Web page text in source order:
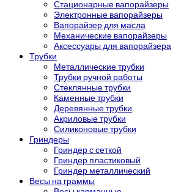
Стационарные вапорайзеры
Электронные вапорайзеры
Вапорайзер для масла
Механические вапорайзеры
Аксессуары для вапорайзера
Трубки
Металлические трубки
Трубки ручной работы
Стеклянные трубки
Каменные трубки
Деревянные трубки
Акриловые трубки
Силиконовые трубки
Гриндеры
Гриндер с сеткой
Гриндер пластиковый
Гриндер металлический
Весы на граммы